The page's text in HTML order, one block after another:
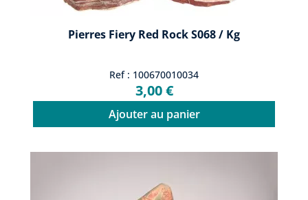
Pierres Fiery Red Rock S068 / Kg
Ref : 100670010034
3,00 €
Ajouter au panier